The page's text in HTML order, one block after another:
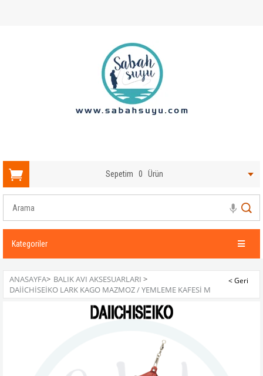
Sepetim 0 Ürün
Kategoriler
ANASAYFA> BALIK AVI AKSESUARLARI >
DAIICHISEIKO LARK KAGO MAZMOZ / YEMLEME KAFESI M